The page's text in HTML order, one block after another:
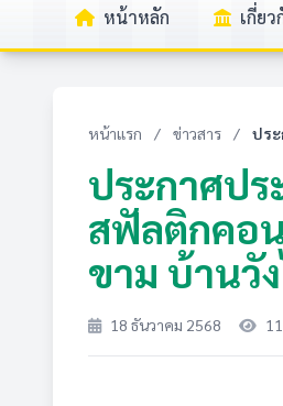
หน้าหลัก เกี่ยว
หน้าแรก / ข่าวสาร / ปร
ประกาศปร
สฟัลติกคอ
ขาม บ้านวั
18 ธันวาคม 2568